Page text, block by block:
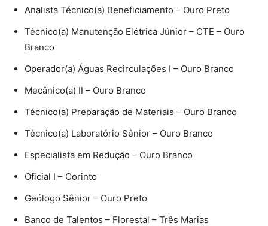
Analista Técnico(a) Beneficiamento – Ouro Preto
Técnico(a) Manutenção Elétrica Júnior – CTE – Ouro
Branco
Operador(a) Águas Recirculações I – Ouro Branco
Mecânico(a) II – Ouro Branco
Técnico(a) Preparação de Materiais – Ouro Branco
Técnico(a) Laboratório Sênior – Ouro Branco
Especialista em Redução – Ouro Branco
Oficial I – Corinto
Geólogo Sênior – Ouro Preto
Banco de Talentos – Florestal – Três Marias